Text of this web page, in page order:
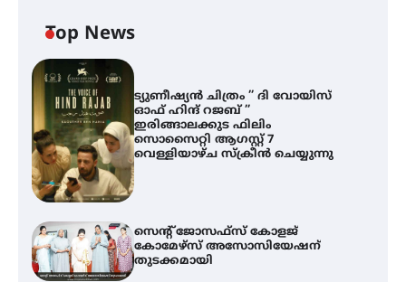
Top News
ട്യുണീഷ്യൻ ചിത്രം ” ദി വോയിസ്
ഓഫ് ഹിന്ദ് റജബ് ”
ഇരിങ്ങാലക്കുട ഫിലിം
സൊസൈറ്റി ആഗസ്റ്റ് 7
വെള്ളിയാഴ്ച സ്‌ക്രീൻ ചെയ്യുന്നു
സെന്റ് ജോസഫ്സ് കോളജ്
കോമേഴ്‌സ് അസോസിയേഷന്
തുടക്കമായി